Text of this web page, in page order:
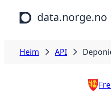
Hopp til hovudinnhald
data.norge.no
Heim API